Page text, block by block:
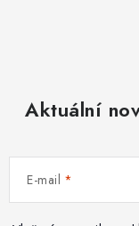
Aktuální
E-mail